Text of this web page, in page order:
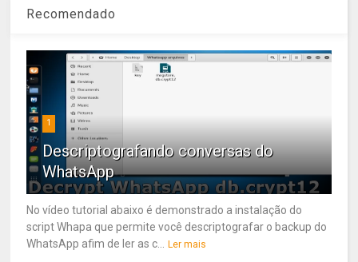
Recomendado
1
Descriptografando conversas do
WhatsApp
No vídeo tutorial abaixo é demonstrado a instalação do
script Whapa que permite você descriptografar o backup do
WhatsApp afim de ler as c...
Ler mais